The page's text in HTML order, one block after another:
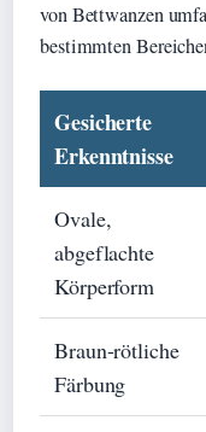
von Bettwanzen
bestimmten
Gesicherte
Erkenntnisse
Ovale,
abgeflachte
Körperform
Braun-rötliche
Färbung